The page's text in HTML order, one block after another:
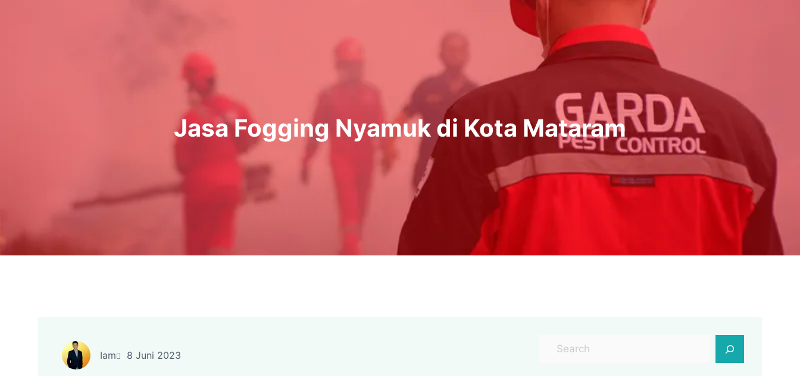
Jasa Fogging Nyamuk di Kota Mataram
Iam 8 Juni 2023